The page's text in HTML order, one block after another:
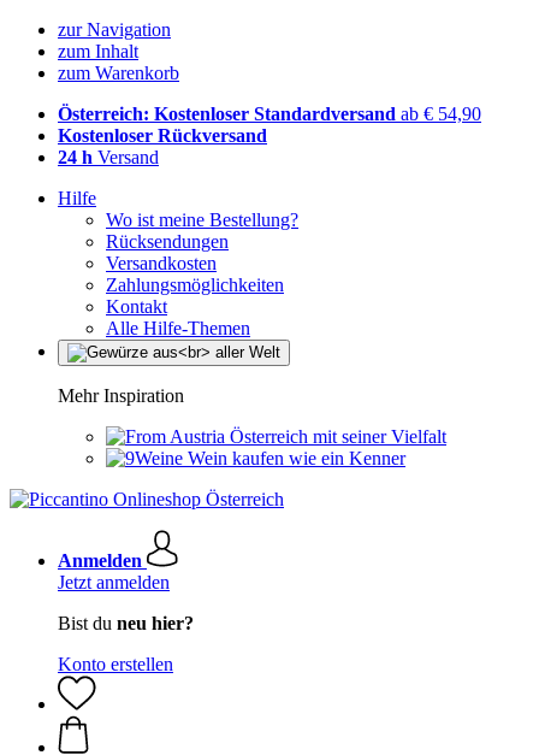
zur Navigation
zum Inhalt
zum Warenkorb
Österreich: Kostenloser Standardversand ab € 54,90
Kostenloser Rückversand
24 h Versand
Hilfe
Wo ist meine Bestellung?
Rücksendungen
Versandkosten
Zahlungsmöglichkeiten
Kontakt
Alle Hilfe-Themen
Mehr Inspiration
Österreich mit seiner Vielfalt
Wein kaufen wie ein Kenner
Anmelden
Jetzt anmelden
Bist du neu hier?
Konto erstellen